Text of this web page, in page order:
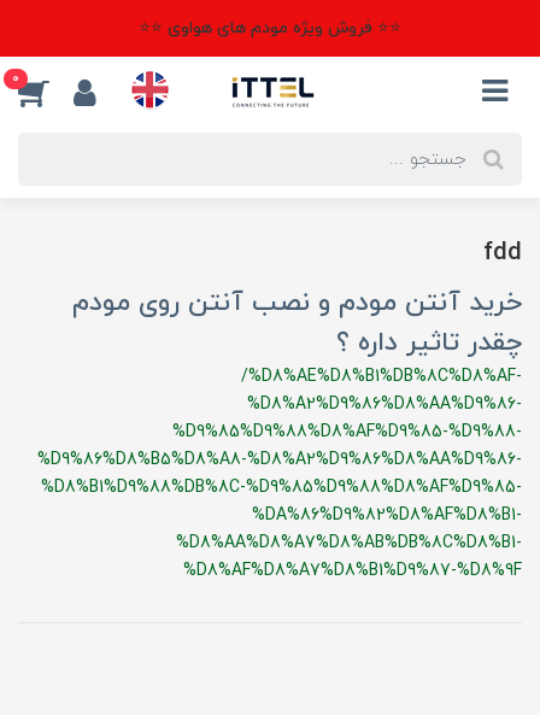
⭐⭐ فروش ویژه مودم های هواوی ⭐⭐
0
fdd
خرید آنتن مودم و نصب آنتن روی مودم
چقدر تاثیر داره ؟
/%D8%AE%D8%B1%DB%8C%D8%AF-
%D8%A2%D9%86%D8%AA%D9%86-
%D9%85%D9%88%D8%AF%D9%85-%D9%88-
%D9%86%D8%B5%D8%A8-%D8%A2%D9%86%D8%AA%D9%86-
%D8%B1%D9%88%DB%8C-%D9%85%D9%88%D8%AF%D9%85-
%DA%86%D9%82%D8%AF%D8%B1-
%D8%AA%D8%A7%D8%AB%DB%8C%D8%B1-
%D8%AF%D8%A7%D8%B1%D9%87-%D8%9F